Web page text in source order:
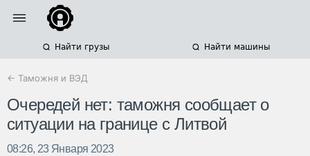
Найти грузы Найти машины
← Таможня и ВЭД
Очередей нет: таможня сообщает о
ситуации на границе с Литвой
08:26, 23 Января 2023